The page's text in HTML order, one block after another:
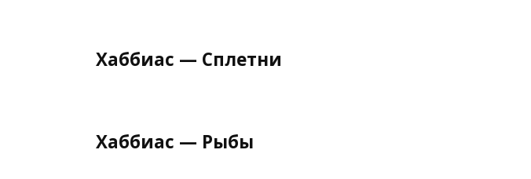
Хаббиас — Сплетни
Хаббиас — Рыбы